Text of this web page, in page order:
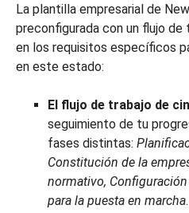
La plantilla empresarial de
preconfigurada con un flujo
en los requisitos específicos
en este estado:
El flujo de trabajo de
seguimiento de tu
fases distintas:
Constitución de la
normativo,
para la puesta en marcha.